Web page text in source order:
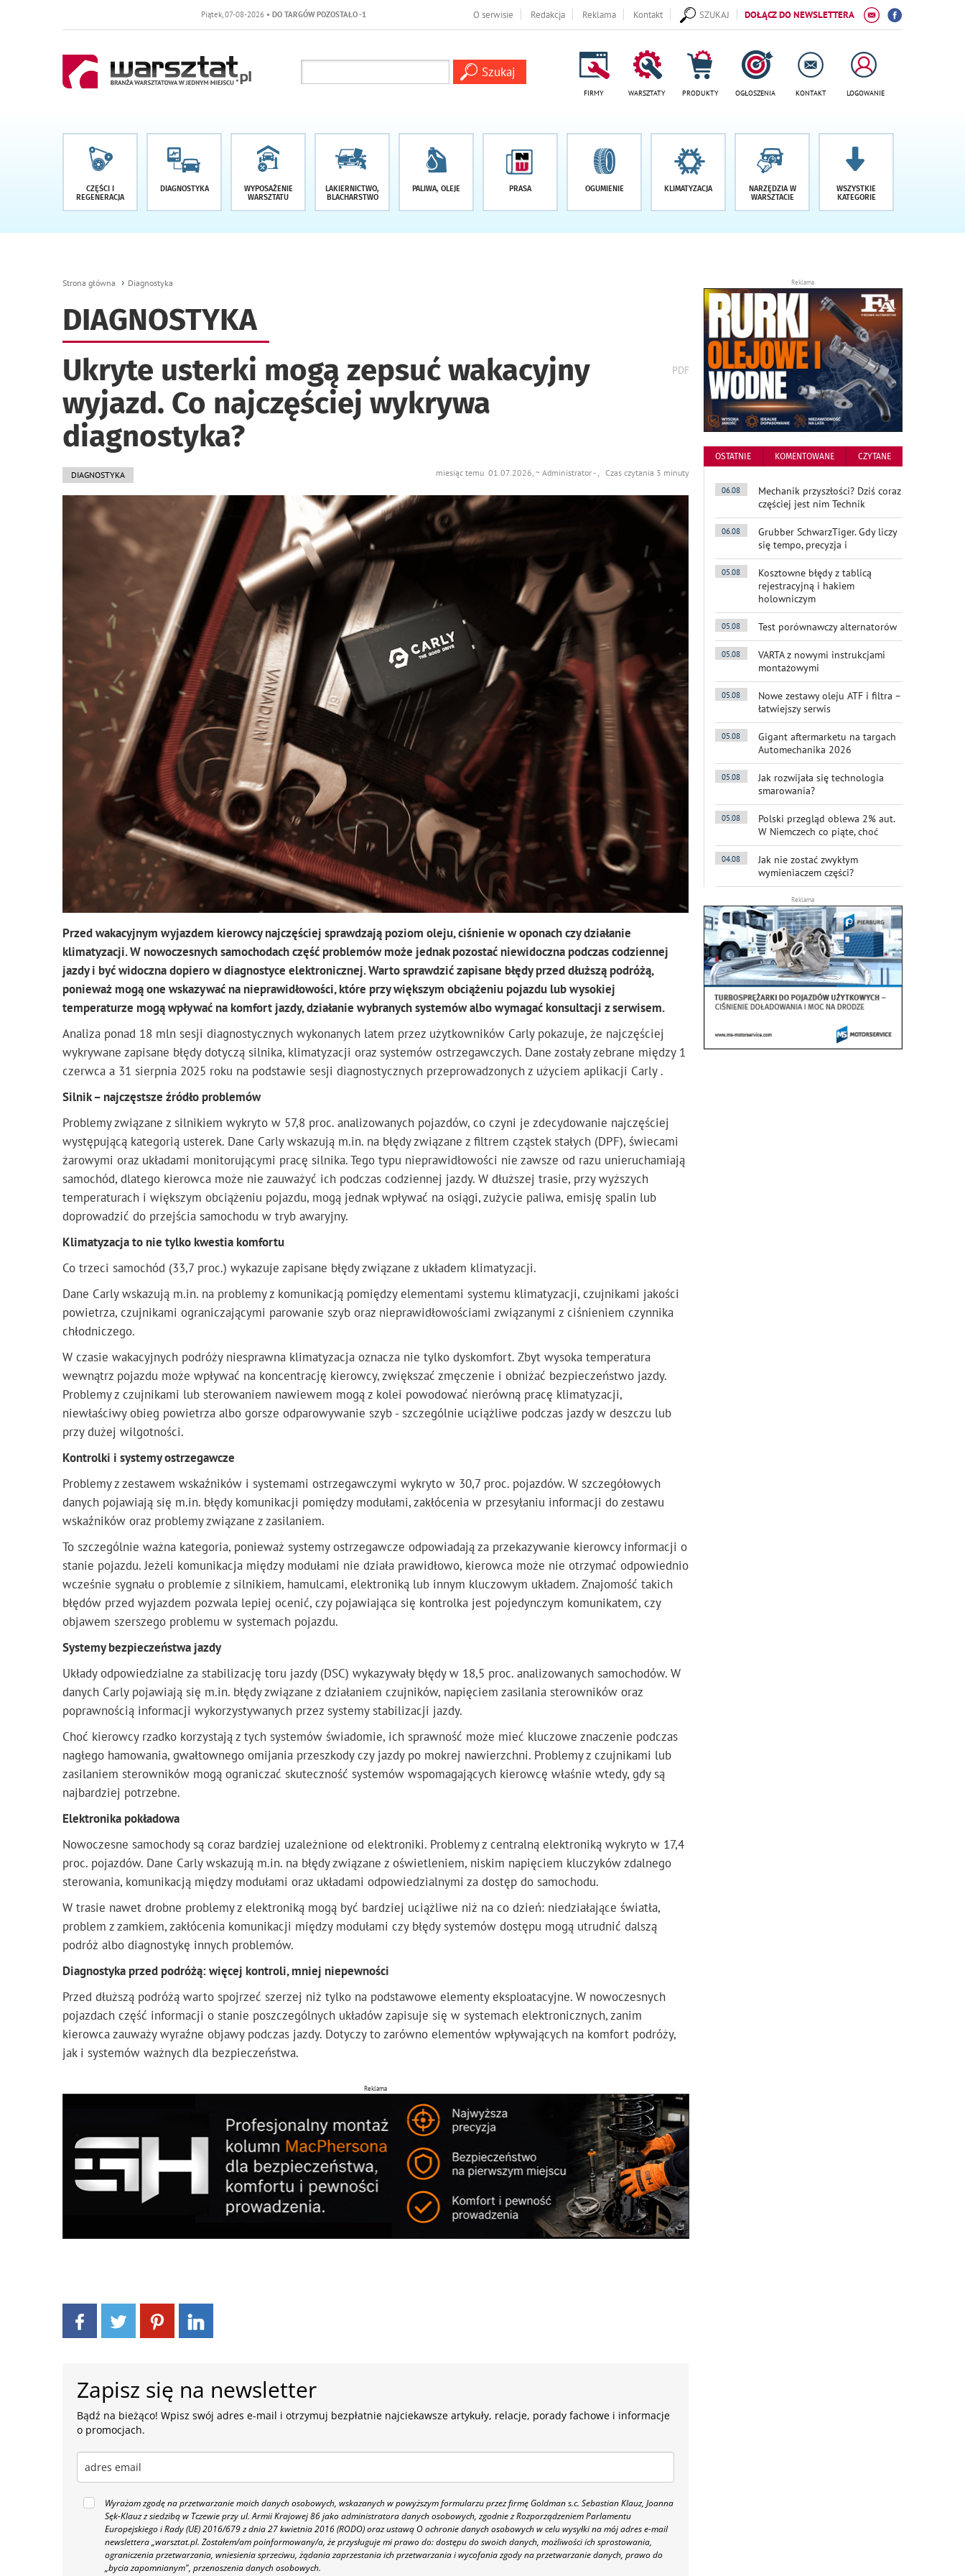
• DO TARGÓW POZOSTAŁO -1 DNI O serwisie Redakcja Reklama Kontakt DOŁĄCZ DO NEWSLETTERA
SZUKAJ
FIRMY WARSZTATY PRODUKTY OGŁOSZENIA KONTAKT LOGOWANIE
CZĘŚCI I
REGENERACJA
DIAGNOSTYKA
WYPOSAŻENIE
WARSZTATU
LAKIERNICTWO,
BLACHARSTWO
PALIWA, OLEJE PRASA OGUMIENIE KLIMATYZACJA
NARZĘDZIA W
WARSZTACIE
WSZYSTKIE
KATEGORIE
Strona główna Diagnostyka
DIAGNOSTYKA
Ukryte usterki mogą zepsuć wakacyjny
wyjazd. Co najczęściej wykrywa
diagnostyka?
wydrukuj
podstronę
PDF
DIAGNOSTYKA miesiąc temu 01.07.2026, ~ Administrator - , Czas czytania 3 minuty
Przed wakacyjnym wyjazdem kierowcy najczęściej sprawdzają poziom oleju, ciśnienie w oponach czy działanie
klimatyzacji. W nowoczesnych samochodach część problemów może jednak pozostać niewidoczna podczas codziennej
jazdy i być widoczna dopiero w diagnostyce elektronicznej. Warto sprawdzić zapisane błędy przed dłuższą podróżą,
ponieważ mogą one wskazywać na nieprawidłowości, które przy większym obciążeniu pojazdu lub wysokiej
temperaturze mogą wpływać na komfort jazdy, działanie wybranych systemów albo wymagać konsultacji z serwisem.
Analiza ponad 18 mln sesji diagnostycznych wykonanych latem przez użytkowników Carly pokazuje, że najczęściej
wykrywane zapisane błędy dotyczą silnika, klimatyzacji oraz systemów ostrzegawczych. Dane zostały zebrane między 1
czerwca a 31 sierpnia 2025 roku na podstawie sesji diagnostycznych przeprowadzonych z użyciem aplikacji Carly .
Silnik – najczęstsze źródło problemów
Problemy związane z silnikiem wykryto w 57,8 proc. analizowanych pojazdów, co czyni je zdecydowanie najczęściej
występującą kategorią usterek. Dane Carly wskazują m.in. na błędy związane z filtrem cząstek stałych (DPF), świecami
żarowymi oraz układami monitorującymi pracę silnika. Tego typu nieprawidłowości nie zawsze od razu unieruchamiają
samochód, dlatego kierowca może nie zauważyć ich podczas codziennej jazdy. W dłuższej trasie, przy wyższych
temperaturach i większym obciążeniu pojazdu, mogą jednak wpływać na osiągi, zużycie paliwa, emisję spalin lub
doprowadzić do przejścia samochodu w tryb awaryjny.
Klimatyzacja to nie tylko kwestia komfortu
Co trzeci samochód (33,7 proc.) wykazuje zapisane błędy związane z układem klimatyzacji.
Dane Carly wskazują m.in. na problemy z komunikacją pomiędzy elementami systemu klimatyzacji, czujnikami jakości
powietrza, czujnikami ograniczającymi parowanie szyb oraz nieprawidłowościami związanymi z ciśnieniem czynnika
chłodniczego.
W czasie wakacyjnych podróży niesprawna klimatyzacja oznacza nie tylko dyskomfort. Zbyt wysoka temperatura
wewnątrz pojazdu może wpływać na koncentrację kierowcy, zwiększać zmęczenie i obniżać bezpieczeństwo jazdy.
Problemy z czujnikami lub sterowaniem nawiewem mogą z kolei powodować nierówną pracę klimatyzacji,
niewłaściwy obieg powietrza albo gorsze odparowywanie szyb - szczególnie uciążliwe podczas jazdy w deszczu lub
przy dużej wilgotności.
Kontrolki i systemy ostrzegawcze
Problemy z zestawem wskaźników i systemami ostrzegawczymi wykryto w 30,7 proc. pojazdów. W szczegółowych
danych pojawiają się m.in. błędy komunikacji pomiędzy modułami, zakłócenia w przesyłaniu informacji do zestawu
wskaźników oraz problemy związane z zasilaniem.
To szczególnie ważna kategoria, ponieważ systemy ostrzegawcze odpowiadają za przekazywanie kierowcy informacji o
stanie pojazdu. Jeżeli komunikacja między modułami nie działa prawidłowo, kierowca może nie otrzymać odpowiednio
wcześnie sygnału o problemie z silnikiem, hamulcami, elektroniką lub innym kluczowym układem. Znajomość takich
błędów przed wyjazdem pozwala lepiej ocenić, czy pojawiająca się kontrolka jest pojedynczym komunikatem, czy
objawem szerszego problemu w systemach pojazdu.
Systemy bezpieczeństwa jazdy
Układy odpowiedzialne za stabilizację toru jazdy (DSC) wykazywały błędy w 18,5 proc. analizowanych samochodów. W
danych Carly pojawiają się m.in. błędy związane z działaniem czujników, napięciem zasilania sterowników oraz
poprawnością informacji wykorzystywanych przez systemy stabilizacji jazdy.
Choć kierowcy rzadko korzystają z tych systemów świadomie, ich sprawność może mieć kluczowe znaczenie podczas
nagłego hamowania, gwałtownego omijania przeszkody czy jazdy po mokrej nawierzchni. Problemy z czujnikami lub
zasilaniem sterowników mogą ograniczać skuteczność systemów wspomagających kierowcę właśnie wtedy, gdy są
najbardziej potrzebne.
Elektronika pokładowa
Nowoczesne samochody są coraz bardziej uzależnione od elektroniki. Problemy z centralną elektroniką wykryto w 17,4
proc. pojazdów. Dane Carly wskazują m.in. na błędy związane z oświetleniem, niskim napięciem kluczyków zdalnego
sterowania, komunikacją między modułami oraz układami odpowiedzialnymi za dostęp do samochodu.
W trasie nawet drobne problemy z elektroniką mogą być bardziej uciążliwe niż na co dzień: niedziałające światła,
problem z zamkiem, zakłócenia komunikacji między modułami czy błędy systemów dostępu mogą utrudnić dalszą
podróż albo diagnostykę innych problemów.
Diagnostyka przed podróżą: więcej kontroli, mniej niepewności
Przed dłuższą podróżą warto spojrzeć szerzej niż tylko na podstawowe elementy eksploatacyjne. W nowoczesnych
pojazdach część informacji o stanie poszczególnych układów zapisuje się w systemach elektronicznych, zanim
kierowca zauważy wyraźne objawy podczas jazdy. Dotyczy to zarówno elementów wpływających na komfort podróży,
jak i systemów ważnych dla bezpieczeństwa.
Reklama
Zapisz się na newsletter
Bądź na bieżąco! Wpisz swój adres e-mail i otrzymuj bezpłatnie najciekawsze artykuły, relacje, porady fachowe i informacje
o promocjach.
Wyrażam zgodę na przetwarzanie moich danych osobowych, wskazanych w powyższym formularzu przez firmę Goldman s.c. Sebastian Klauz, Joanna
Sęk-Klauz z siedzibą w Tczewie przy ul. Armii Krajowej 86 jako administratora danych osobowych, zgodnie z Rozporządzeniem Parlamentu
Europejskiego i Rady (UE) 2016/679 z dnia 27 kwietnia 2016 (RODO) oraz ustawą O ochronie danych osobowych w celu wysyłki na mój adres e-mail
newslettera „warsztat.pl. Zostałem/am poinformowany/a, że przysługuje mi prawo do: dostępu do swoich danych, możliwości ich sprostowania,
ograniczenia przetwarzania, wniesienia sprzeciwu, żądania zaprzestania ich przetwarzania i wycofania zgody na przetwarzanie danych, prawo do
„bycia zapomnianym", przenoszenia danych osobowych.
Reklama
OSTATNIE KOMENTOWANE CZYTANE
06.08
Mechanik przyszłości? Dziś coraz
częściej jest nim Technik
06.08
Grubber SchwarzTiger. Gdy liczy
się tempo, precyzja i
05.08
Kosztowne błędy z tablicą
rejestracyjną i hakiem
holowniczym
05.08 Test porównawczy alternatorów
05.08
VARTA z nowymi instrukcjami
montażowymi
05.08
Nowe zestawy oleju ATF i filtra –
łatwiejszy serwis
05.08
Gigant aftermarketu na targach
Automechanika 2026
05.08
Jak rozwijała się technologia
smarowania?
05.08
Polski przegląd oblewa 2% aut.
W Niemczech co piąte, choć
04.08
Jak nie zostać zwykłym
wymieniaczem części?
Reklama